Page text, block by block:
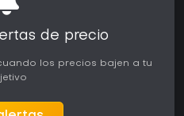
de precio
los precios bajen a tu